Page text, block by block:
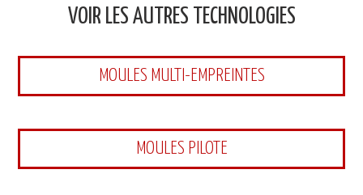
VOIR LES AUTRES TECHNOLOGIES
MOULES MULTI-EMPREINTES
MOULES PILOTE